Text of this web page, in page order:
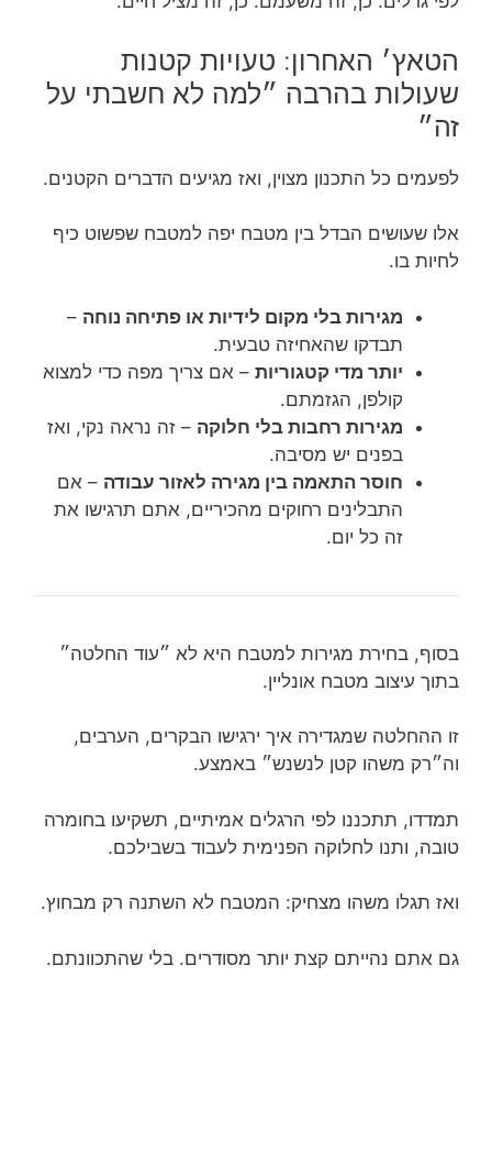
הטאץ׳ האחרון: טעויות קטנות
שעולות בהרבה ״למה לא חשבתי על
זה״
לפעמים כל התכנון מצוין, ואז מגיעים הדברים הקטנים.
אלו שעושים הבדל בין מטבח יפה למטבח שפשוט כיף
לחיות בו.
מגירות בלי מקום לידיות או פתיחה נוחה –
תבדקו שהאחיזה טבעית.
יותר מדי קטגוריות – אם צריך מפה כדי למצוא
קולפן, הגזמתם.
מגירות רחבות בלי חלוקה – זה נראה נקי, ואז
בפנים יש מסיבה.
חוסר התאמה בין מגירה לאזור עבודה – אם
התבלינים רחוקים מהכיריים, אתם תרגישו את
זה כל יום.
בסוף, בחירת מגירות למטבח היא לא ״עוד החלטה״
בתוך עיצוב מטבח אונליין.
זו ההחלטה שמגדירה איך ירגישו הבקרים, הערבים,
וה״רק משהו קטן לנשנש״ באמצע.
תמדדו, תתכננו לפי הרגלים אמיתיים, תשקיעו בחומרה
טובה, ותנו לחלוקה הפנימית לעבוד בשבילכם.
ואז תגלו משהו מצחיק: המטבח לא השתנה רק מבחוץ.
גם אתם נהייתם קצת יותר מסודרים. בלי שהתכוונתם.